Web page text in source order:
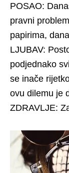
POSAO:
pravni
papirima,
LJUBAV:
podjednako
se inače
ovu dilemu je
ZDRAVLJE: